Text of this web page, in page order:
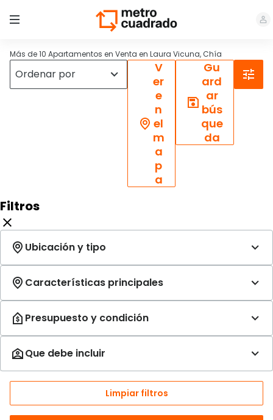
Más de 10 Apartamentos en Venta en Laura Vicuna, Chía
V
er
e
n
el
m
a
p
a
Gu
ard
ar
bús
que
da
Filtros
Limpiar filtros